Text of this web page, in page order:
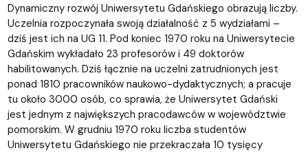
Dynamiczny rozwój Uniwersytetu Gdańskiego obrazują liczby.
Uczelnia rozpoczynała swoją działalność z 5 wydziałami –
dziś jest ich na UG 11. Pod koniec 1970 roku na Uniwersytecie
Gdańskim wykładało 23 profesorów i 49 doktorów
habilitowanych. Dziś łącznie na uczelni zatrudnionych jest
ponad 1810 pracowników naukowo-dydaktycznych; a pracuje
tu około 3000 osób, co sprawia, że Uniwersytet Gdański
jest jednym z największych pracodawców w województwie
pomorskim. W grudniu 1970 roku liczba studentów
Uniwersytetu Gdańskiego nie przekraczała 10 tysięcy